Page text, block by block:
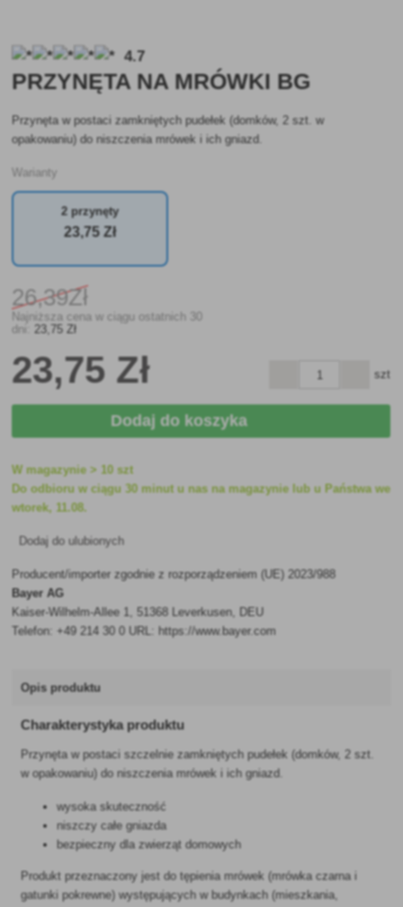
4.7
PRZYNĘTA NA MRÓWKI BG
Przynęta w postaci zamkniętych pudełek (domków, 2 szt. w
opakowaniu) do niszczenia mrówek i ich gniazd.
Warianty
2 przynęty
23,75 Zł
26,39Zł
Najniższa cena w ciągu ostatnich 30
dni:
23 ,75 Zł
23,75 Zł szt
Dodaj do koszyka
W magazynie > 10 szt
Do odbioru w ciągu 30 minut u nas na magazynie lub u Państwa we
wtorek, 11.08.
Dodaj do ulubionych
Producent/importer zgodnie z rozporządzeniem (UE) 2023/988
Bayer AG
Kaiser-Wilhelm-Allee 1, 51368 Leverkusen, DEU
Telefon: +49 214 30 0 URL: https://www.bayer.com
Opis produktu
Charakterystyka produktu
Przynęta w postaci szczelnie zamkniętych pudełek (domków, 2 szt.
w opakowaniu) do niszczenia mrówek i ich gniazd.
wysoka skuteczność
niszczy całe gniazda
bezpieczny dla zwierząt domowych
Produkt przeznaczony jest do tępienia mrówek (mrówka czarna i
gatunki pokrewne) występujących w budynkach (mieszkania,